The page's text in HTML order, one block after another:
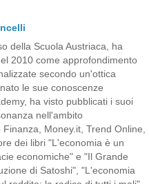
della Scuola Austriaca, ha
2010 come approfondimento
secondo un'ottica
le sue conoscenze
ha visto pubblicati i suoi
nell'ambito
Money.it, Trend Online,
dei libri "L'economia è un
economiche" e "Il Grande
di Satoshi", "L'economia